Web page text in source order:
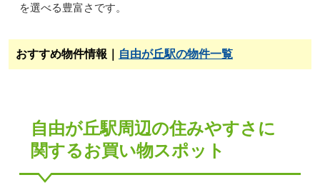
を選べる豊富さです。
おすすめ物件情報｜ 自由が丘駅の物件一覧
自由が丘駅周辺の住みやすさに
関するお買い物スポット